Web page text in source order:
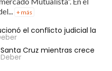
+ más
el conflicto judicial la
Cruz mientras crece
Deber